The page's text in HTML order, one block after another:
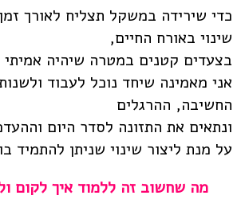
כדי שירידה במשקל תצליח לאורך
שינוי באורח החיים,
בצעדים קטנים במטרה שיהיה אמיתי
אני מאמינה שיחד נוכל לעבוד
החשיבה, ההרגלים
ונתאים את התזונה לסדר היום
על מנת ליצור שינוי שניתן להתמיד
מה שחשוב זה ללמוד איך לקום